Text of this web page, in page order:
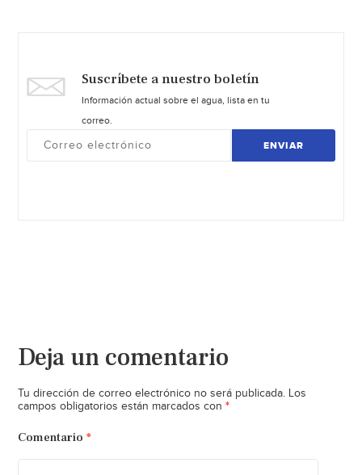
Suscríbete a nuestro boletín
Información actual sobre el agua, lista en tu
correo.
ENVIAR
Deja un comentario
Tu dirección de correo electrónico no será publicada. Los
campos obligatorios están marcados con *
Comentario *